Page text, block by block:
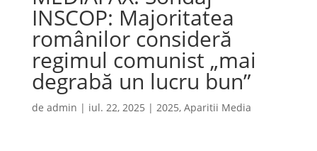
INSCOP: Majoritatea
românilor consideră
regimul comunist „mai
degrabă un lucru bun”
de admin | iul. 22, 2025 | 2025, Aparitii Media